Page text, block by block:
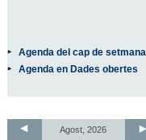
Agenda del cap de setmana
Agenda en Dades obertes
Agost, 2026